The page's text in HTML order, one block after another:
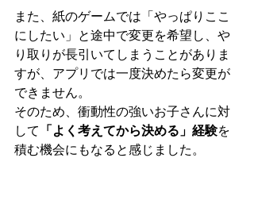
また、紙のゲームでは「やっぱりここ
にしたい」と途中で変更を希望し、や
り取りが長引いてしまうことがありま
すが、アプリでは一度決めたら変更が
できません。
そのため、衝動性の強いお子さんに対
して 「よく考えてから決める」経験を
積む機会にもなると感じました。